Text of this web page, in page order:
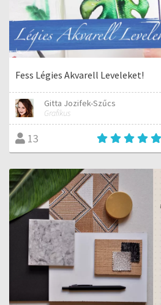
Fess Légies Akvarell Leveleket!
Gitta Jozifek-Szűcs
Grafikus
13